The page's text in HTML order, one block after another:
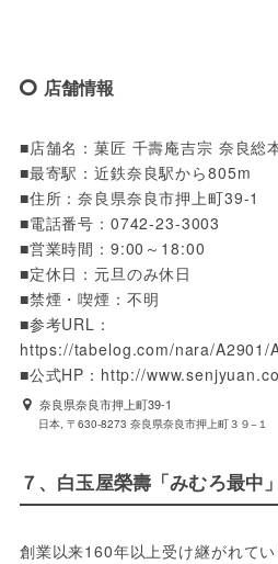
店舗情報
■店舗名：菓匠 千壽庵吉宗 奈良総
■最寄駅：近鉄奈良駅から805m
■住所：奈良県奈良市押上町39-1
■電話番号：0742-23-3003
■営業時間：9:00～18:00
■定休日：元旦のみ休日
■禁煙・喫煙：不明
■参考URL：
https://tabelog.com/nara/A2901/
■公式HP：http://
奈良県奈良市押上町39-1
日本, 〒630-8273 奈良県奈良市押上町３９−１
７、白玉屋榮壽「みむろ最中」
創業以来160年以上受け継がれて